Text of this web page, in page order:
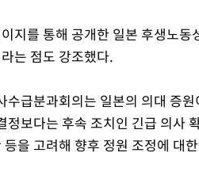
지를 통해 공개한 일본 후생노
는 점도 강조했다.
수급분과회의는 일본의 의대 증
정보다는 후속 조치인 긴급 의사
등을 고려해 향후 정원 조정에 대